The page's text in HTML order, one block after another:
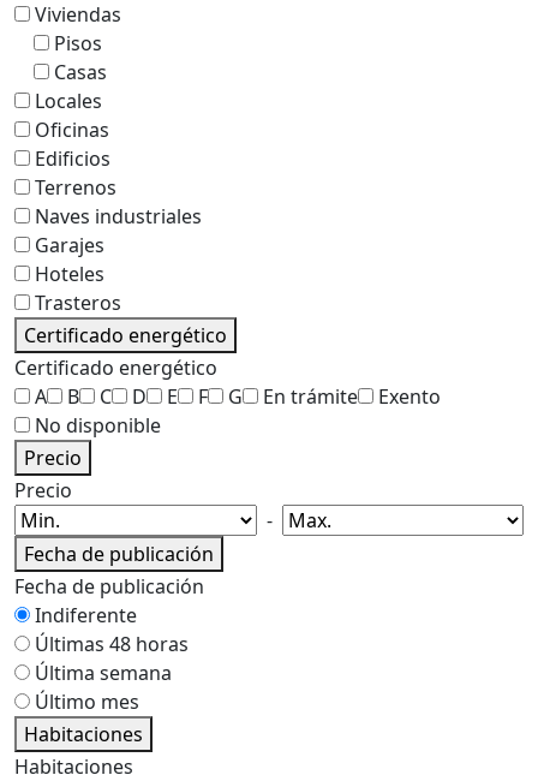
Viviendas
Pisos
Casas
Locales
Oficinas
Edificios
Terrenos
Naves industriales
Garajes
Hoteles
Trasteros
Certificado energético
Certificado energético
A
B C D E F G En trámite
Exento
No disponible
Precio
Precio
-
Fecha de publicación
Fecha de publicación
Indiferente
Últimas 48 horas
Última semana
Último mes
Habitaciones
Habitaciones